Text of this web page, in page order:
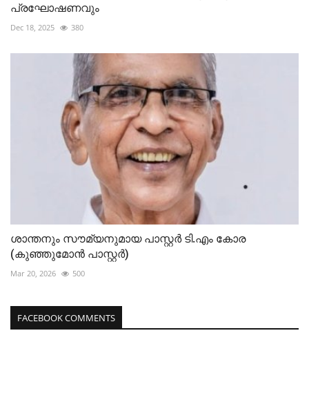
പ്രഘോഷണവും
Dec 18, 2025 380
ശാന്തനും സൗമ്യനുമായ പാസ്റ്റർ ടി.എം കോര
(കുഞ്ഞുമോൻ പാസ്റ്റർ)
Mar 20, 2026 500
FACEBOOK COMMENTS